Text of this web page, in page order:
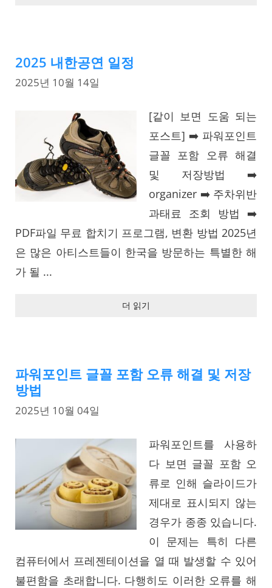
2025 내한공연 일정
2025년 10월 14일
[같이 보면 도움 되는
포스트] ➡️ 파워포인트
글꼴 포함 오류 해결
및 저장방법 ➡️
organizer ➡️ 주차위반
과태료 조회 방법 ➡️
PDF파일 무료 합치기 프로그램, 변환 방법 2025년
은 많은 아티스트들이 한국을 방문하는 특별한 해
가 될 ...
더 읽기
파워포인트 글꼴 포함 오류 해결 및 저장
방법
2025년 10월 04일
파워포인트를 사용하
다 보면 글꼴 포함 오
류로 인해 슬라이드가
제대로 표시되지 않는
경우가 종종 있습니다.
이 문제는 특히 다른
컴퓨터에서 프레젠테이션을 열 때 발생할 수 있어
불편함을 초래합니다. 다행히도 이러한 오류를 해